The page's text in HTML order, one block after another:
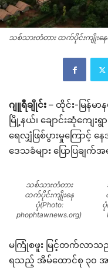
သစ်သားတံတား ထက်ပိုင်းကျိုးနေပုံ
ဂျူရီချိုင်း – ထိုင်း-မြန်မ
မြို့နယ်၊ ချောင်းဆုံကျေး
ရေလျှံဖြစ်ပွားမှုကြောင့်
ဒေသခံများ ပြောပြချ
သစ်သားတံတား
ထက်ပိုင်းကျိုးနေ
ပုံ(Photo:
phophtawnews.org)
မကြုံစဖူး မြင့်တက်လာသည့်
ရသည့် အိမ်ထောင်စု ၃၀ အာ